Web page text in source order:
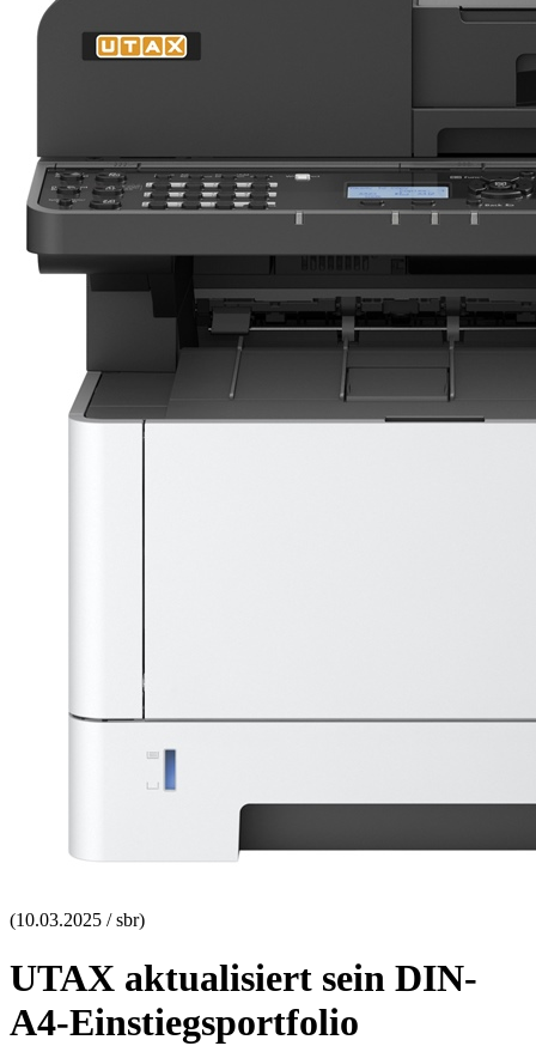
(10.03.2025 / sbr)
UTAX aktualisiert sein DIN-
A4-Einstiegsportfolio